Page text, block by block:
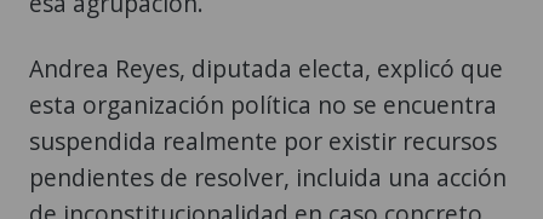
esta organización política no se encuentra
suspendida realmente por existir recursos
pendientes de resolver, incluida una acción
de inconstitucionalidad en caso concreto
que se encuentra en revisión en la Corte de
Constitucionalidad (CC).